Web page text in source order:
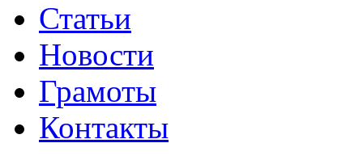
Статьи
Новости
Грамоты
Контакты